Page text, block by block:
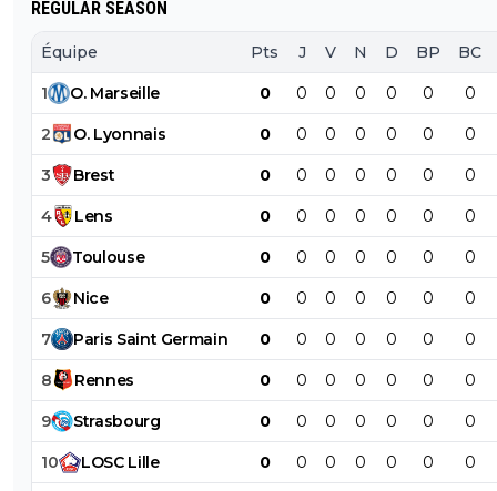
REGULAR SEASON
Équipe Pts J V N D BP BC
1 O. Marseille 0 0 0 0 0 0 0
2 O. Lyonnais 0 0 0 0 0 0 0
3 Brest 0 0 0 0 0 0 0
4 Lens 0 0 0 0 0 0 0
5 Toulouse 0 0 0 0 0 0 0
6 Nice 0 0 0 0 0 0 0
7 Paris Saint Germain 0 0 0 0 0 0 0
8 Rennes 0 0 0 0 0 0 0
9 Strasbourg 0 0 0 0 0 0 0
10 LOSC Lille 0 0 0 0 0 0 0